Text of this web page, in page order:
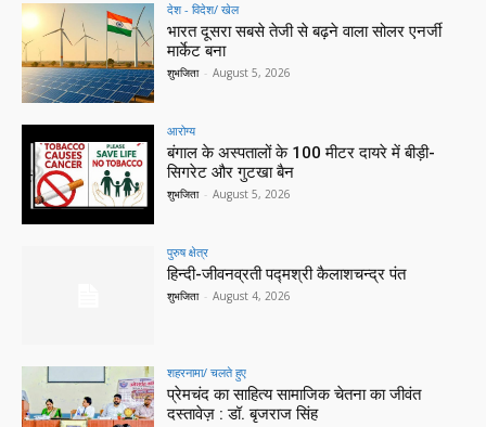
देश - विदेश/ खेल
भारत दूसरा सबसे तेजी से बढ़ने वाला सोलर एनर्जी
मार्केट बना
शुभजिता - August 5, 2026
आरोग्य
बंगाल के अस्पतालों के 100 मीटर दायरे में बीड़ी-
सिगरेट और गुटखा बैन
शुभजिता - August 5, 2026
पुरुष क्षेत्र
हिन्‍दी-जीवनव्रती पद्मश्री कैलाशचन्‍द्र पंत
शुभजिता - August 4, 2026
शहरनामा/ चलते हुए
प्रेमचंद का साहित्य सामाजिक चेतना का जीवंत
दस्तावेज़ : डॉ. बृजराज सिंह